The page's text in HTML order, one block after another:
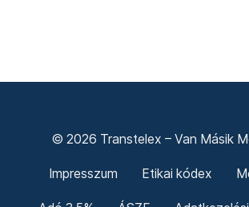
© 2026 Transtelex – Van Másik
Impresszum Etikai kódex